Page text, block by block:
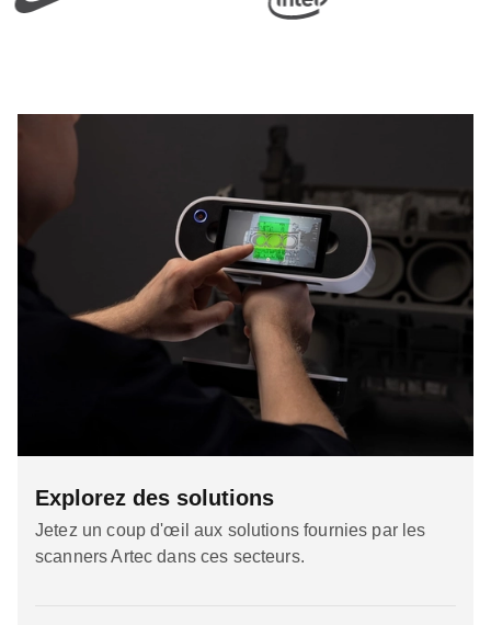
Explorez des solutions
Jetez un coup d'œil aux solutions fournies par les
scanners Artec dans ces secteurs.